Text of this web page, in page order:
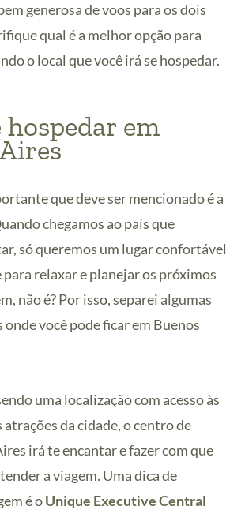
generosa de voos para os dois
qual é a melhor opção para
o local que você irá se hospedar.
hospedar em
que deve ser mencionado é a
chegamos ao país que
só queremos um lugar confortável
para relaxar e planejar os próximos
não é? Por isso, separei algumas
onde você pode ficar em Buenos
uma localização com acesso às
da cidade, o centro de
irá te encantar e fazer com que
a viagem. Uma dica de
é oUnique Executive Central